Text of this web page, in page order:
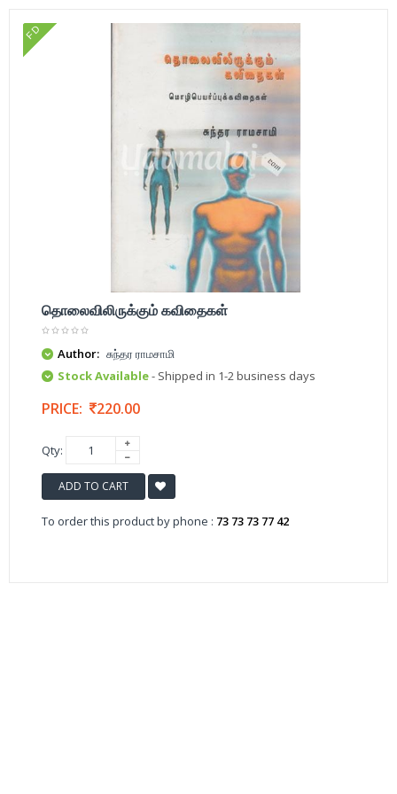
FD
தொலைவிலிருக்கும் கவிதைகள்
Author: சுந்தர ராமசாமி
Stock Available- Shipped in 1-2 business days
PRICE: 220.00
Qty:
ADD TO CART
To order this product by phone : 73 73 73 77 42